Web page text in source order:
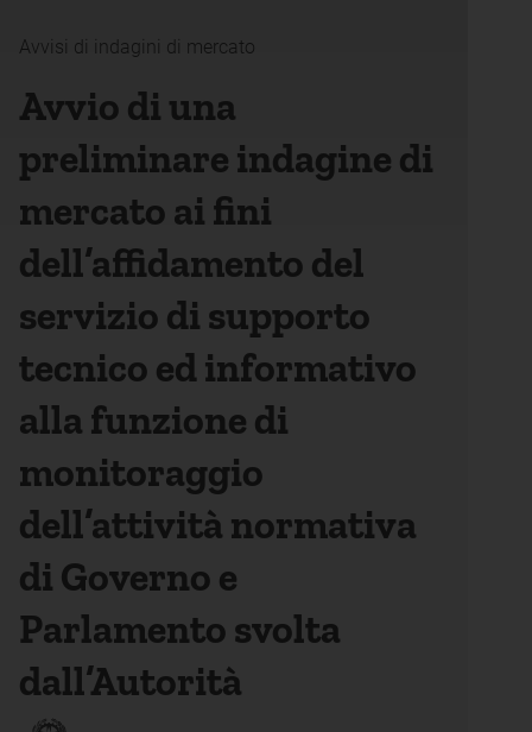
Avvisi di indagini di mercato
Avvio di una
preliminare indagine di
mercato ai fini
dell’affidamento del
servizio di supporto
tecnico ed informativo
alla funzione di
monitoraggio
dell’attività normativa
di Governo e
Parlamento svolta
dall’Autorità